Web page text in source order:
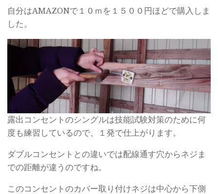
自分はAMAZONで１０ｍを１５００円ほどで購入しま
した。
露出コンセントのシングルは技能試験対策のために何
度も練習しているので、１発で仕上がります。
ダブルコンセントとの違いでは配線通す穴からネジま
での距離が違うのですね。
このコンセントのカバー取り付けネジは中心から下側